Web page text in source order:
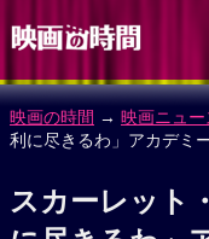
映画の時間 → 映画ニュー
利に尽きるわ」アカデミ
スカーレット